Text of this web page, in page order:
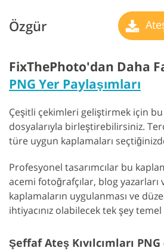
Özgür
FixThePhoto'dan Daha
PNG Yer Paylaşımları
Çeşitli çekimleri geliştirmek için bu
dosyalarıyla birleştirebilirsiniz.
türe uygun kaplamaları
Profesyonel tasarımcılar bu
acemi fotoğrafçılar, blog
kaplamaların uygulanması ve
ihtiyacınız olabilecek tek şey
Şeffaf Ateş Kıvılcımları